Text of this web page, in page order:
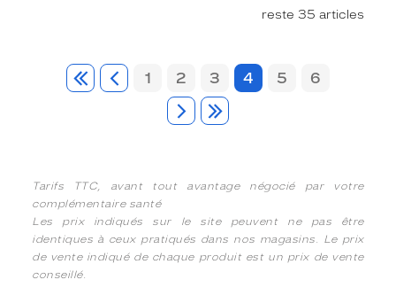
reste 35 articles
1 2 3 4 5 6
Tarifs TTC, avant tout avantage négocié par votre
complémentaire santé
Les prix indiqués sur le site peuvent ne pas être
identiques à ceux pratiqués dans nos magasins. Le prix
de vente indiqué de chaque produit est un prix de vente
conseillé.